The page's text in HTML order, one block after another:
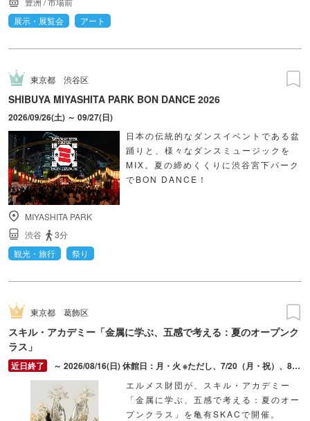
展示・展覧会
アート
東京都 渋谷区
SHIBUYA MIYASHITA PARK BON DANCE 2026
2026/09/26(土) ～ 09/27(日)
日本の伝統的なダンスイベントである盆
踊りと、様々なダンスミュージックを
MIX。夏の締めくくりに渋谷宮下パーク
でBON DANCE！
MIYASHITA PARK
渋谷
3分
観光・旅行
祭り
東京都 葛飾区
スキル・アカデミー「金属に学ぶ、五感で考える：夏のオープンク
ラス」
～ 2026/08/16(日) 休館日：月・火 ※ただし、7/20（月・祝）、8/11（火・祝）は開館
エルメス財団が、スキル・アカデミー
「金属に学ぶ、五感で考える：夏のオー
プンクラス」を亀有SKACで開催。